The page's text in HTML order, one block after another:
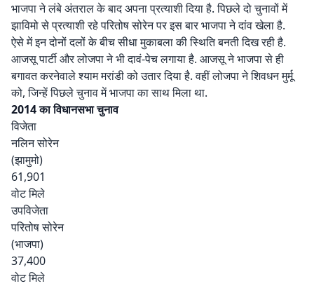
भाजपा ने लंबे अंतराल के बाद अपना प्रत्याशी दिया है. पिछले दो चुनावों में
झाविमो से प्रत्याशी रहे परितोष सोरेन पर इस बार भाजपा ने दांव खेला है.
ऐसे में इन दोनों दलों के बीच सीधा मुकाबला की स्थिति बनती दिख रही है.
आजसू पार्टी और लोजपा ने भी दावं-पेच लगाया है. आजसू ने भाजपा से ही
बगावत करनेवाले श्याम मरांडी को उतार दिया है. वहीं लोजपा ने शिवधन मुर्मू
को, जिन्हें पिछले चुनाव में भाजपा का साथ मिला था.
2014 का विधानसभा चुनाव
विजेता
नलिन सोरेन
(झामुमो)
61,901
वोट मिले
उपविजेता
परितोष सोरेन
(भाजपा)
37,400
वोट मिले